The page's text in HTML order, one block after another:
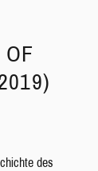
OF
des